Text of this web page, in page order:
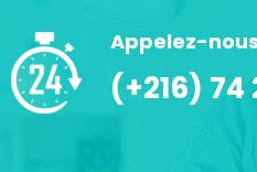
Appelez-nous
(+216) 74